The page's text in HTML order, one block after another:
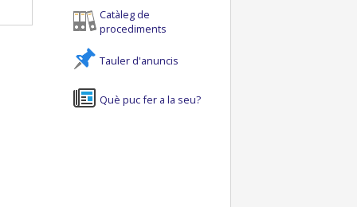
Catàleg de
procediments
Tauler d'anuncis
Què puc fer a la seu?